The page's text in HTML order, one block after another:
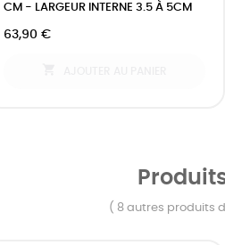
CM - LARGEUR INTERNE 3.5 À 5CM
63,90 €
( 8 autres produits